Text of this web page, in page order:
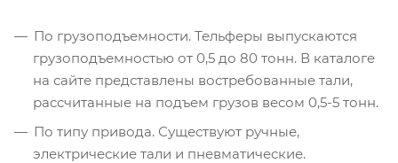
По грузоподъемности. Тельферы выпускаются
грузоподъемностью от 0,5 до 80 тонн. В каталоге
на сайте представлены востребованные тали,
рассчитанные на подъем грузов весом 0,5-5 тонн.
По типу привода. Существуют ручные,
электрические тали и пневматические.